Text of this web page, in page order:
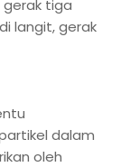
tiga
langit, gerak
dalam
oleh